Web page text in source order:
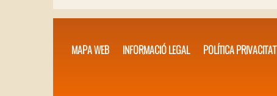
MAPA WEB INFORMACIÓ LEGAL POLÍTICA PRIVACITAT